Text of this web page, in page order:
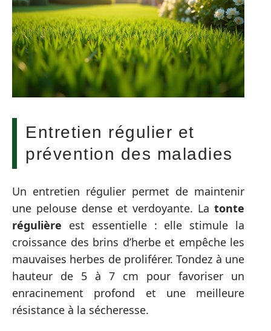
Entretien régulier et
prévention des maladies
Un entretien régulier permet de maintenir
une pelouse dense et verdoyante. La tonte
régulière est essentielle : elle stimule la
croissance des brins d’herbe et empêche les
mauvaises herbes de proliférer. Tondez à une
hauteur de 5 à 7 cm pour favoriser un
enracinement profond et une meilleure
résistance à la sécheresse.